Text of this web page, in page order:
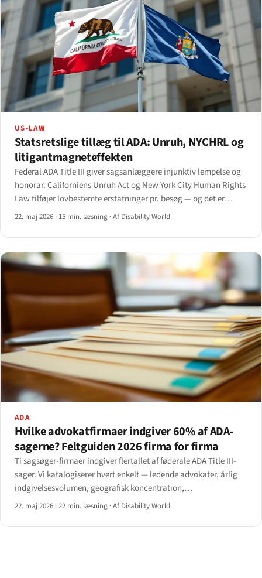
US-LAW
Statsretslige tillæg til ADA: Unruh, NYCHRL og
litigan­tmagnet­effekten
Federal ADA Title III giver sagsanlæggere injunktiv lempelse og
honorar. Californiens Unruh Act og New York City Human Rights
Law tilføjer lovbestemte erstatninger pr. besøg — og det er
derfor to stater huser størstedelen af søgsmål om
22. maj 2026 · 15 min. læsning ·Af Disability World
ADA
Hvilke advokatfirmaer indgiver 60% af ADA-
sagerne? Feltguiden 2026 firma for firma
Ti sagsøger-firmaer indgiver flertallet af føderale ADA Title III-
sager. Vi katalogiserer hvert enkelt — ledende advokater, årlig
indgivelsesvolumen, geografisk koncentration,
bemærkelsesværdige afgørelser og hvilke staters
22. maj 2026 ·22 min. læsning ·Af Disability World